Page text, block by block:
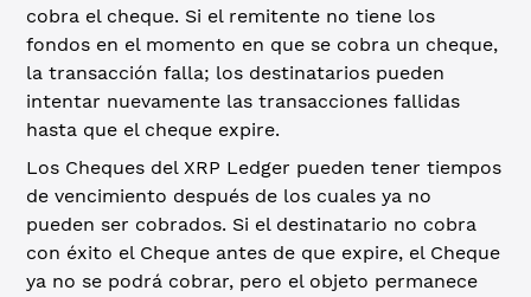
cobra el cheque. Si el remitente no tiene los
fondos en el momento en que se cobra un cheque,
la transacción falla; los destinatarios pueden
intentar nuevamente las transacciones fallidas
hasta que el cheque expire.
Los Cheques del XRP Ledger pueden tener tiempos
de vencimiento después de los cuales ya no
pueden ser cobrados. Si el destinatario no cobra
con éxito el Cheque antes de que expire, el Cheque
ya no se podrá cobrar, pero el objeto permanece